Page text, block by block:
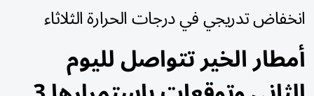
انخفاض تدريجي في درجات الحرارة الثلاثاء
أمطار الخير تتواصل لليوم